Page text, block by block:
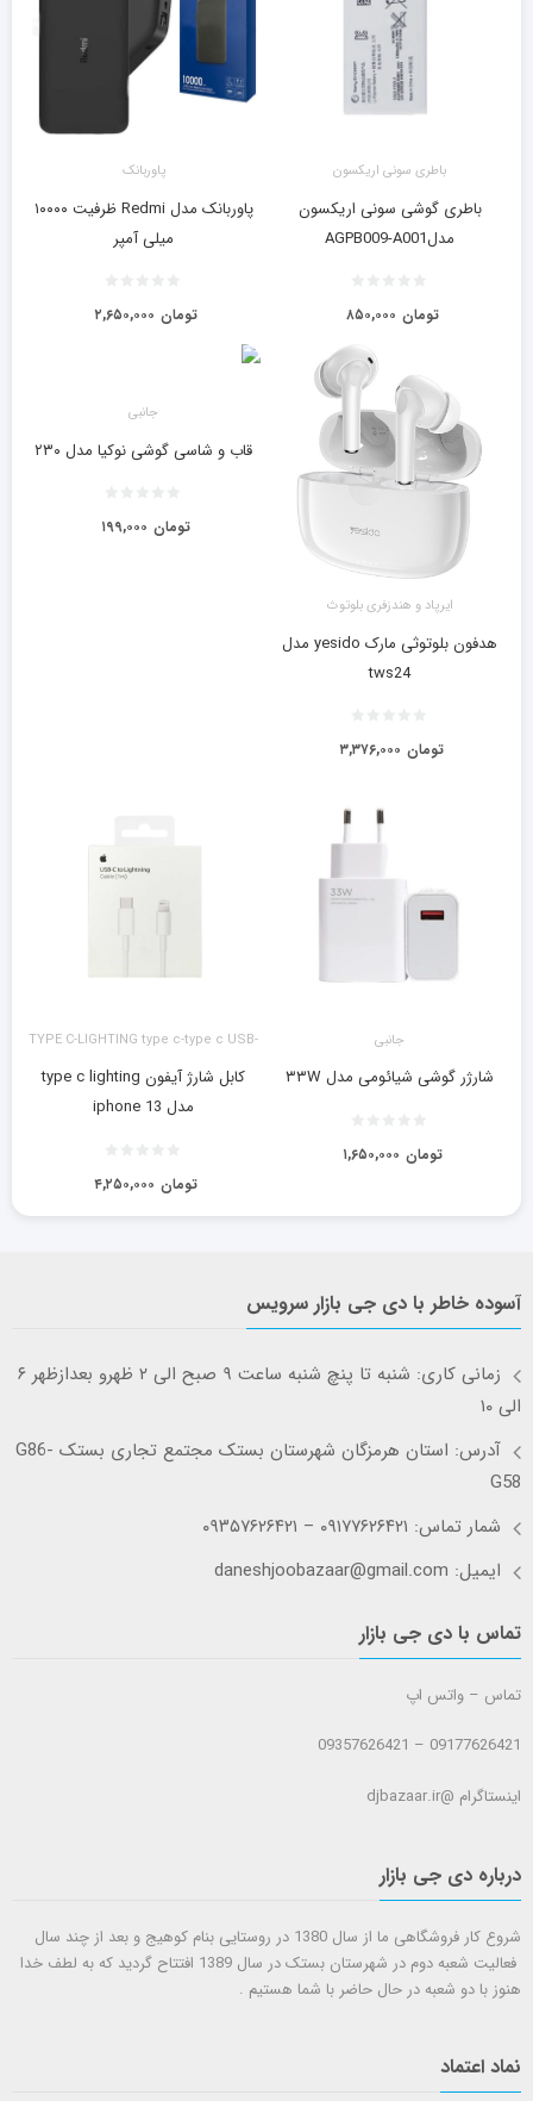
باطری سونی اریکسون
باطری گوشی سونی اریکسون
مدلAGPB009-A001
۸۵۰,۰۰۰ تومان
پاوربانک
پاوربانک مدل Redmi ظرفیت ۱۰۰۰۰
میلی آمپر
۲,۶۵۰,۰۰۰ تومان
ایرپاد و هندزفری بلوتوث
هدفون بلوتوثی مارک yesido مدل
tws24
۳,۳۷۶,۰۰۰ تومان
جانبی
قاب و شاسی گوشی نوکیا مدل ۲۳۰
۱۹۹,۰۰۰ تومان
جانبی
شارژر گوشی شیائومی مدل ۳۳W
۱,۶۵۰,۰۰۰ تومان
TYPE C-LIGHTING type c-type c USB-
کابل شارژ آیفون type c lighting
مدل iphone 13
۴,۲۵۰,۰۰۰ تومان
آسوده خاطر با دی جی بازار سرویس
زمانی کاری: شنبه تا پنچ شنبه ساعت ۹ صبح الی ۲ ظهرو بعدازظهر ۶
الی ۱۰
آدرس: استان هرمزگان شهرستان بستک مجتمع تجاری بستک G86-
G58
شمار تماس: ۰۹۱۷۷۶۲۶۴۲۱ – ۰۹۳۵۷۶۲۶۴۲۱
ایمیل: daneshjoobazaar@gmail.com
تماس با دی جی بازار
تماس – واتس اپ
09177626421 – 09357626421
اینستاگرام @djbazaar.ir
درباره دی جی بازار
شروع کار فروشگاهی ما از سال 1380 در روستایی بنام کوهیج و بعد از چند سال
فعالیت شعبه دوم در شهرستان بستک در سال 1389 افتتاح گردید که به لطف خدا
هنوز با دو شعبه در حال حاضر با شما هستيم .
نماد اعتماد